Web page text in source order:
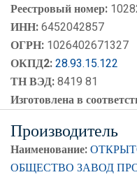
Реестровый номер:
ИНН:6452042857
ОГРН: 1026402671327
ОКПД2:28.93.15.122
ТН ВЭД:8419 81
Изготовлена в
Производитель
Наименование:
ОБЩЕСТВО ЗАВОД